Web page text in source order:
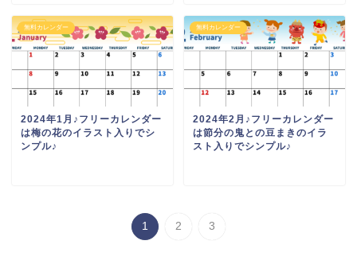
無料カレンダー
2024年1月♪フリーカレンダー
は梅の花のイラスト入りでシ
ンプル♪
無料カレンダー
2024年2月♪フリーカレンダー
は節分の鬼との豆まきのイラ
スト入りでシンプル♪
1 2 3